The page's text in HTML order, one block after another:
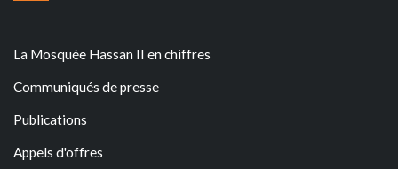
La Mosquée Hassan II en chiffres
Communiqués de presse
Publications
Appels d'offres